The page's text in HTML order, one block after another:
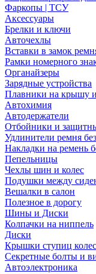
Фаркопы | ТСУ
Аксессуары
Брелки и ключи
Авточехлы
Вставки в замок
Рамки номерного
Органайзеры
Зарядные устройства
Плавники на крышу
Автохимия
Автодержатели
Отбойники и
Удлинители ремня
Накладки на ремень
Пепельницы
Чехлы шин и колес
Подушки между
Вешалки в салон
Полезное в дорогу
Шины и Диски
Колпачки на ниппель
Диски
Крышки ступиц колес
Секретные болты и
Автоэлектроника